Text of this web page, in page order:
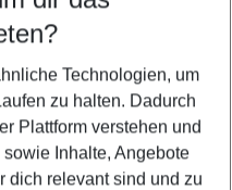
Technologien, um
zu halten. Dadurch
Plattform verstehen und
Inhalte, Angebote
dich relevant sind und zu